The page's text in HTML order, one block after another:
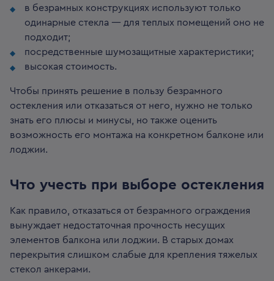
в безрамных конструкциях используют только
одинарные стекла — для теплых помещений оно не
подходит;
посредственные шумозащитные характеристики;
высокая стоимость.
Чтобы принять решение в пользу безрамного
остекления или отказаться от него, нужно не только
знать его плюсы и минусы, но также оценить
возможность его монтажа на конкретном балконе или
лоджии.
Что учесть при выборе остекления
Как правило, отказаться от безрамного ограждения
вынуждает недостаточная прочность несущих
элементов балкона или лоджии. В старых домах
перекрытия слишком слабые для крепления тяжелых
стекол анкерами.